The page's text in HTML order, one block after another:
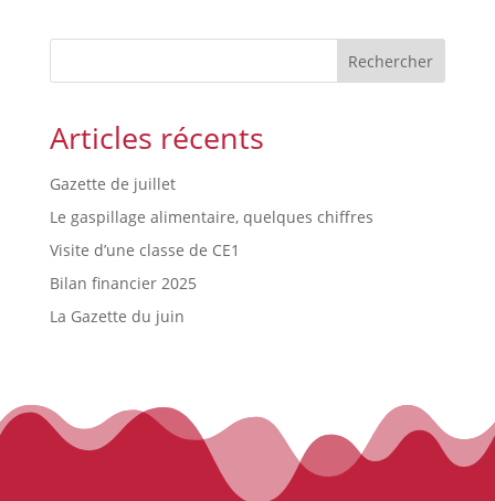
Rechercher
Articles récents
Gazette de juillet
Le gaspillage alimentaire, quelques chiffres
Visite d’une classe de CE1
Bilan financier 2025
La Gazette du juin